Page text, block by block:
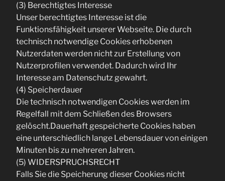
(3) Berechtigtes Interesse
Unser berechtigtes Interesse ist die
Funktionsfähigkeit unserer Webseite. Die durch
technisch notwendige Cookies erhobenen
Nutzerdaten werden nicht zur Erstellung von
Nutzerprofilen verwendet. Dadurch wird Ihr
Interesse am Datenschutz gewahrt.
(4) Speicherdauer
Die technisch notwendigen Cookies werden im
Regelfall mit dem Schließen des Browsers
gelöscht.Dauerhaft gespeicherte Cookies haben
eine unterschiedlich lange Lebensdauer von einigen
Minuten bis zu mehreren Jahren.
(5) WIDERSPRUCHSRECHT
Falls Sie die Speicherung dieser Cookies nicht